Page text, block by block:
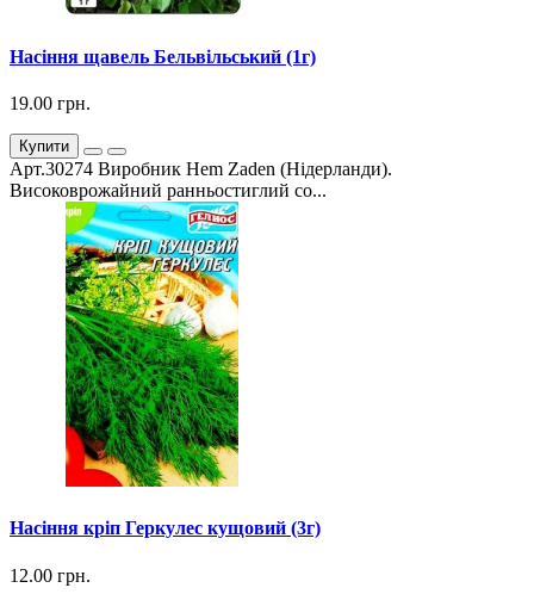
Насіння щавель Бельвільський (1г)
19.00 грн.
Купити
Арт.30274 Виробник Hem Zaden (Нідерланди).
Високоврожайний ранньостиглий со...
Насіння кріп Геркулес кущовий (3г)
12.00 грн.